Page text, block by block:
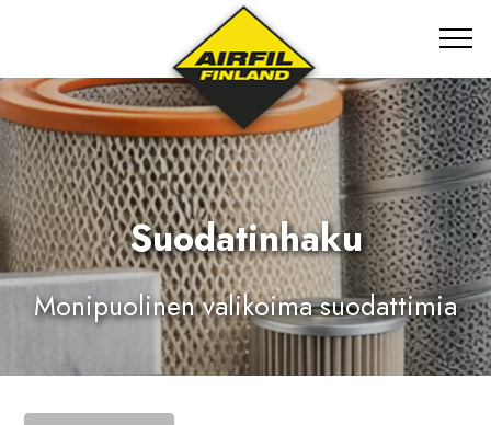
Suodatinhaku
Monipuolinen valikoima suodattimia